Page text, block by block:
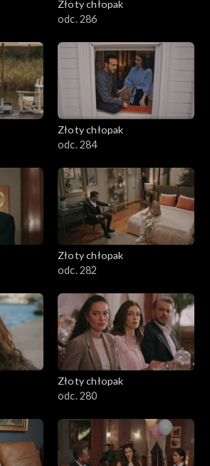
Złoty chłopak
odc. 286
Złoty chłopak
odc. 284
Złoty chłopak
odc. 282
Złoty chłopak
odc. 280